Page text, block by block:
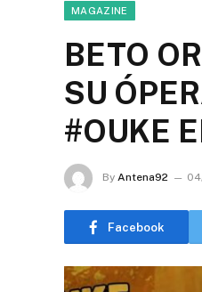
MAGAZINE
BETO
SU
#OUKE
By Antena92
Facebook